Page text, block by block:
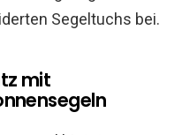
Segeltuchs bei.
mit